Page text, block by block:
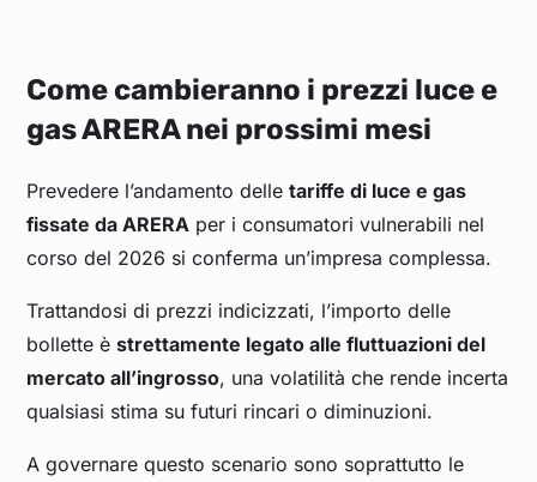
Come cambieranno i prezzi luce e
gas ARERA nei prossimi mesi
Prevedere l’andamento delletariffe di luce e gas
fissate da ARERA per i consumatori vulnerabili nel
corso del 2026 si conferma un’impresa complessa.
Trattandosi di prezzi indicizzati, l’importo delle
bollette èstrettamente legato alle fluttuazioni del
mercato all’ingrosso, una volatilità che rende incerta
qualsiasi stima su futuri rincari o diminuzioni.
A governare questo scenario sono soprattutto le